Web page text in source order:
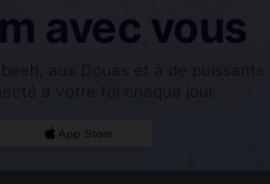
avec vous
aux Douas et à de puissants
à votre foi chaque jour.
App Store